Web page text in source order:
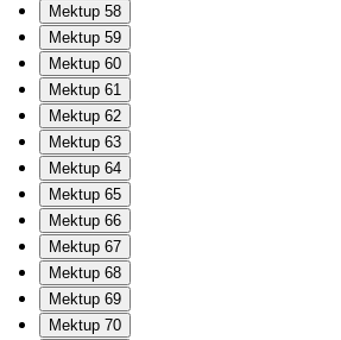
Mektup 58
Mektup 59
Mektup 60
Mektup 61
Mektup 62
Mektup 63
Mektup 64
Mektup 65
Mektup 66
Mektup 67
Mektup 68
Mektup 69
Mektup 70